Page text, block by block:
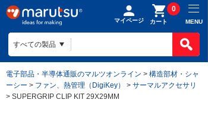
マイページ カート
0
MENU
電子部品・半導体通販のマルツオンライン > 構造部材・シャ
ーシー > ファン、熱管理（DigiKey） > サーマルアクセサリ
> SUPERGRIP CLIP KIT 29X29MM